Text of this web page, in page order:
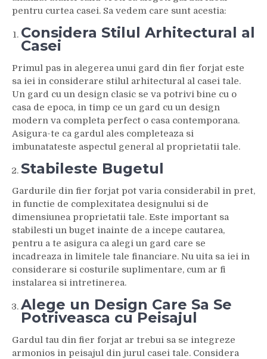
pentru curtea casei. Sa vedem care sunt acestia:
Considera Stilul Arhitectural al
Casei
Primul pas in alegerea unui gard din fier forjat este
sa iei in considerare stilul arhitectural al casei tale.
Un gard cu un design clasic se va potrivi bine cu o
casa de epoca, in timp ce un gard cu un design
modern va completa perfect o casa contemporana.
Asigura-te ca gardul ales completeaza si
imbunatateste aspectul general al proprietatii tale.
Stabileste Bugetul
Gardurile din fier forjat pot varia considerabil in pret,
in functie de complexitatea designului si de
dimensiunea proprietatii tale. Este important sa
stabilesti un buget inainte de a incepe cautarea,
pentru a te asigura ca alegi un gard care se
incadreaza in limitele tale financiare. Nu uita sa iei in
considerare si costurile suplimentare, cum ar fi
instalarea si intretinerea.
Alege un Design Care Sa Se
Potriveasca cu Peisajul
Gardul tau din fier forjat ar trebui sa se integreze
armonios in peisajul din jurul casei tale. Considera